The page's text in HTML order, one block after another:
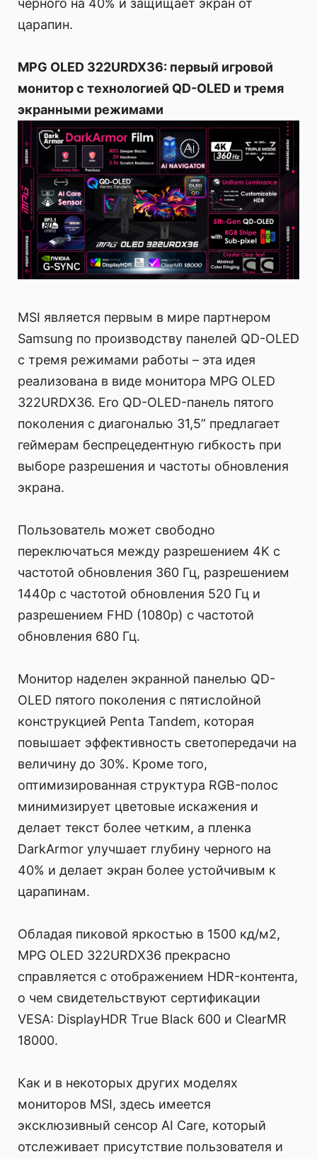
царапин.
MPG OLED 322URDX36: первый игровой
монитор с технологией QD-OLED и тремя
экранными режимами
MSI является первым в мире партнером
Samsung по производству панелей QD-OLED
с тремя режимами работы – эта идея
реализована в виде монитора MPG OLED
322URDX36. Его QD-OLED-панель пятого
поколения с диагональю 31,5” предлагает
геймерам беспрецедентную гибкость при
выборе разрешения и частоты обновления
экрана.
Пользователь может свободно
переключаться между разрешением 4K с
частотой обновления 360 Гц, разрешением
1440p с частотой обновления 520 Гц и
разрешением FHD (1080p) с частотой
обновления 680 Гц.
Монитор наделен экранной панелью QD-
OLED пятого поколения с пятислойной
конструкцией Penta Tandem, которая
повышает эффективность светопередачи на
величину до 30%. Кроме того,
оптимизированная структура RGB-полос
минимизирует цветовые искажения и
делает текст более четким, а пленка
DarkArmor улучшает глубину черного на
40% и делает экран более устойчивым к
царапинам.
Обладая пиковой яркостью в 1500 кд/м2,
MPG OLED 322URDX36 прекрасно
справляется с отображением HDR-контента,
о чем свидетельствуют сертификации
VESA: DisplayHDR True Black 600 и ClearMR
18000.
Как и в некоторых других моделях
мониторов MSI, здесь имеется
эксклюзивный сенсор AI Care, который
отслеживает присутствие пользователя и